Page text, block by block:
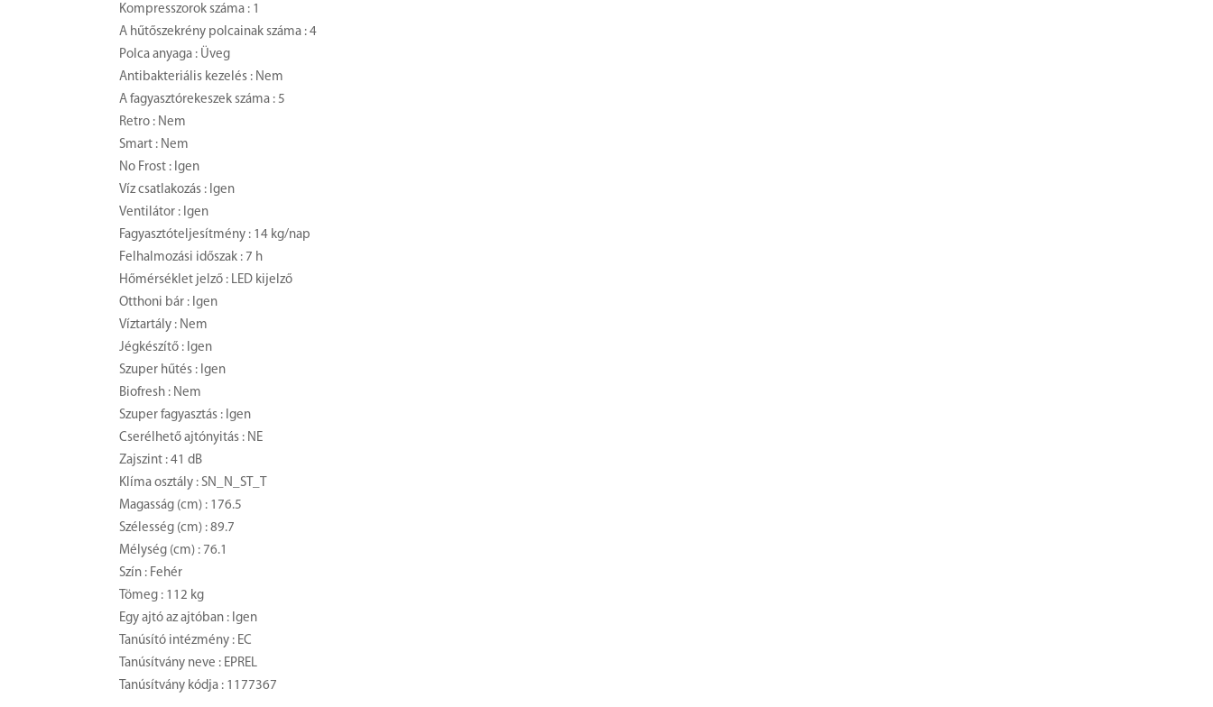
Kompresszorok száma : 1
A hűtőszekrény polcainak száma : 4
Polca anyaga : Üveg
Antibakteriális kezelés : Nem
A fagyasztórekeszek száma : 5
Retro : Nem
Smart : Nem
No Frost : Igen
Víz csatlakozás : Igen
Ventilátor : Igen
Fagyasztóteljesítmény : 14 kg/nap
Felhalmozási időszak : 7 h
Hőmérséklet jelző : LED kijelző
Otthoni bár : Igen
Víztartály : Nem
Jégkészítő : Igen
Szuper hűtés : Igen
Biofresh : Nem
Szuper fagyasztás : Igen
Cserélhető ajtónyitás : NE
Zajszint : 41 dB
Klíma osztály : SN_N_ST_T
Magasság (cm) : 176.5
Szélesség (cm) : 89.7
Mélység (cm) : 76.1
Szín : Fehér
Tömeg : 112 kg
Egy ajtó az ajtóban : Igen
Tanúsító intézmény : EC
Tanúsítvány neve : EPREL
Tanúsítvány kódja : 1177367